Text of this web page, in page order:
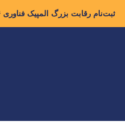
ثبت‌نام رقابت بزرگ المپیک فناوری ۲۰۲۶ آغاز شد